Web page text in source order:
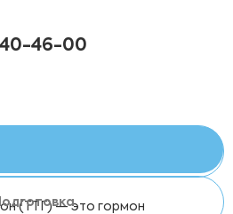
46-00
(ТТГ) — это гормон